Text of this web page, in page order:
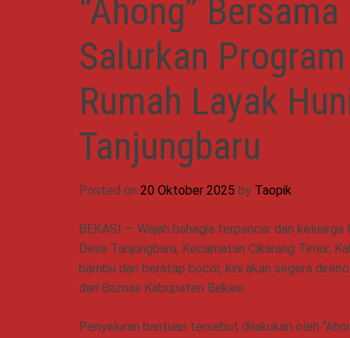
“Ahong”
Salurkan
Rumah Layak
Tanjungbaru
Posted on 20 Oktober 2025 by Taopik
BEKASI — Wajah bahagia terpancar dari
Desa Tanjungbaru, Kecamatan Cikarang Timur,
bambu dan beratap bocor, kini akan segera
dari Baznas Kabupaten Bekasi.
Penyaluran bantuan tersebut dilakukan oleh